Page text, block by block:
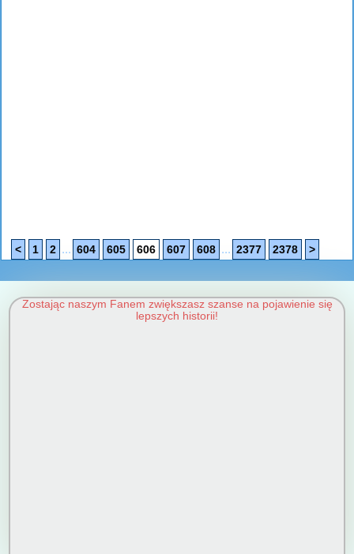
< 1 2 ... 604 605 606 607 608 ... 2377 2378 >
Zostając naszym Fanem zwiększasz szanse na pojawienie się
lepszych historii!